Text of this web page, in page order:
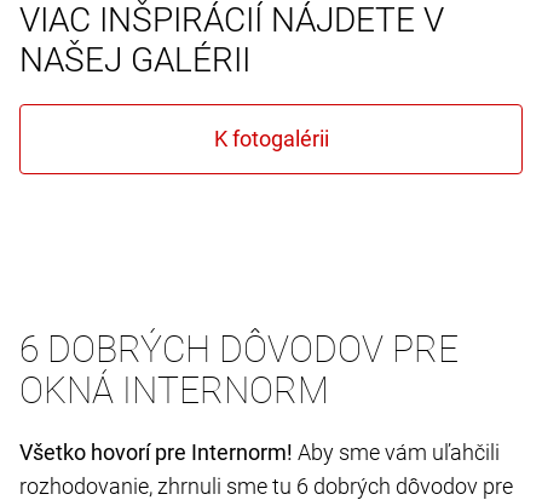
VIAC INŠPIRÁCIÍ NÁJDETE V
NAŠEJ GALÉRII
6 DOBRÝCH DÔVODOV PRE
OKNÁ INTERNORM
Všetko hovorí pre Internorm! Aby sme vám uľahčili
rozhodovanie, zhrnuli sme tu 6 dobrých dôvodov pre